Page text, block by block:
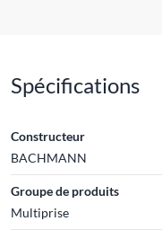
Spécifications
Constructeur
BACHMANN
Groupe de produits
Multiprise